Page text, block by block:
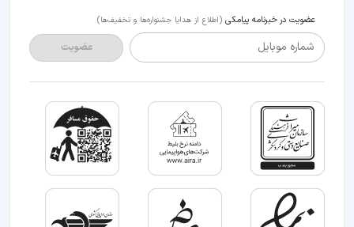
عضویت در خبرنامه پیامکی (اطلاع از هدایا جشنواره‌ها و تخفیف‌ها)
شماره موبایل عضویت